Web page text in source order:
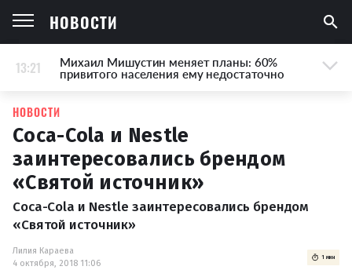
НОВОСТИ
13:21 Михаил Мишустин меняет планы: 60%
привитого населения ему недостаточно
НОВОСТИ
Coca-Cola и Nestle
заинтересовались брендом
«Святой источник»
Coca-Cola и Nestle заинтересовались брендом
«Святой источник»
Лилия Караева
4 октября, 2018 11:06
1 мин